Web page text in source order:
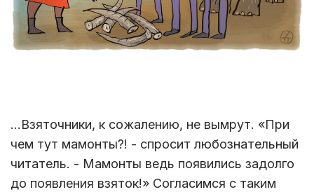
…Взяточники, к сожалению, не вымрут. «При
чем тут мамонты?! - спросит любознательный
читатель. - Мамонты ведь появились задолго
до появления взяток!» Согласимся с таким